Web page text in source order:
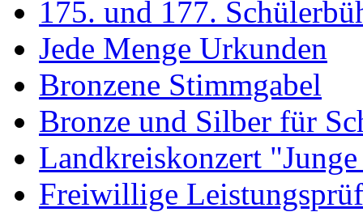
175. und 177.
Jede Menge Urkunden
Bronzene Stimmgabel
Bronze und Silber für
Landkreiskonzert
Freiwillige